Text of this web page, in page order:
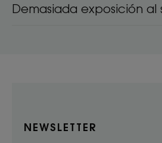
Demasiada exposición al
NEWSLETTER